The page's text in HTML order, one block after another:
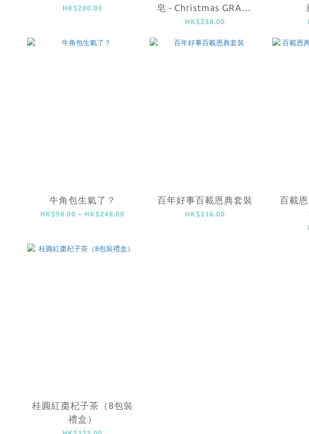
HK$200.00
皂 - Christmas GRACE
(恩典)
HK$238.00
牛角包生氣了？
HK$98.00 ~ HK$248.00
百年好事百載恩典套裝
HK$316.00
百載
桂圓紅棗杞子茶（8包裝
禮盒）